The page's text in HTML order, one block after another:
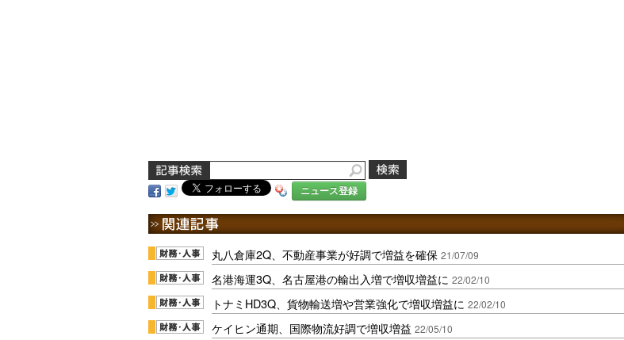
ニュース登録
丸八倉庫2Q、不動産事業が好調で増益を確保 21/07/09
名港海運3Q、名古屋港の輸出入増で増収増益に 22/02/10
トナミHD3Q、貨物輸送増や営業強化で増収増益に 22/02/10
ケイヒン通期、国際物流好調で増収増益 22/05/10